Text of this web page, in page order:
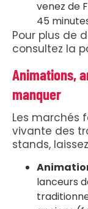
venez de
45
Pour plus de
consultez la
Animations,
manquer
Les marchés
vivante des
stands,
lanceurs